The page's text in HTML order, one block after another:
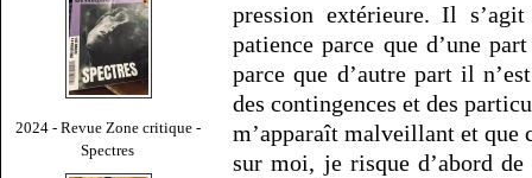
2024 - Revue Zone critique -
Spectres
pression extérieure. Il
patience parce que d’une
parce que d’autre part il
des contingences et des
m’apparaît malveillant et que
sur moi, je risque d’abord